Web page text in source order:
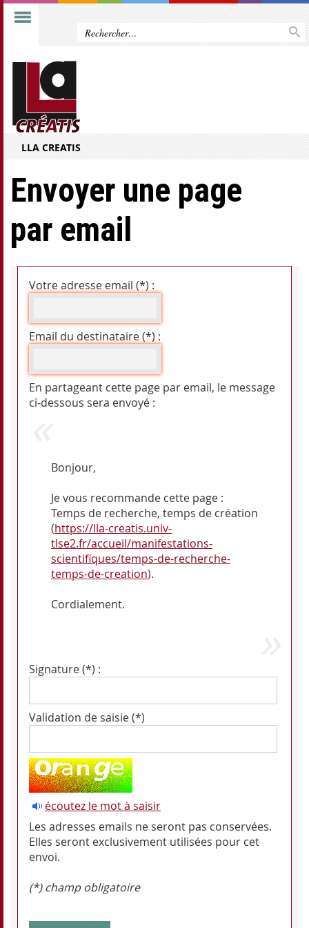
LLA CREATIS
Envoyer une page
par email
Votre adresse email (*) :
Email du destinataire (*) :
En partageant cette page par email, le message
ci-dessous sera envoyé :
Bonjour,
Je vous recommande cette page :
Temps de recherche, temps de création
(https://lla-creatis.univ-
tlse2.fr/accueil/manifestations-
scientifiques/temps-de-recherche-
temps-de-creation).
Cordialement.
Signature (*) :
Validation de saisie (*)
écoutez le mot à saisir
Les adresses emails ne seront pas conservées.
Elles seront exclusivement utilisées pour cet
envoi.
(*) champ obligatoire